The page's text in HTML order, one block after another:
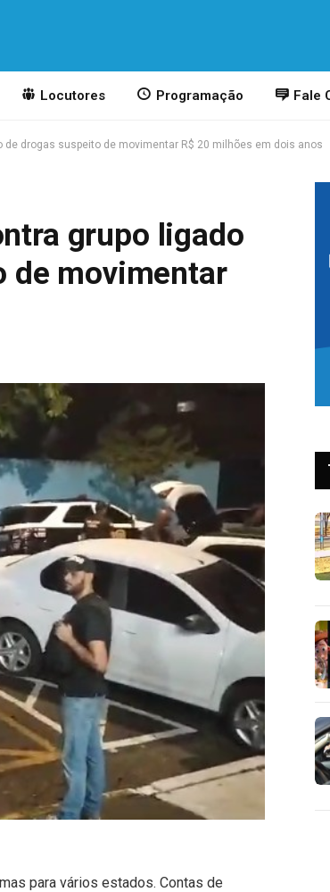
Locutores Programação Fale
drogas suspeito de movimentar R$ 20 milhões em dois anos
grupo ligado
de movimentar
para vários estados. Contas de